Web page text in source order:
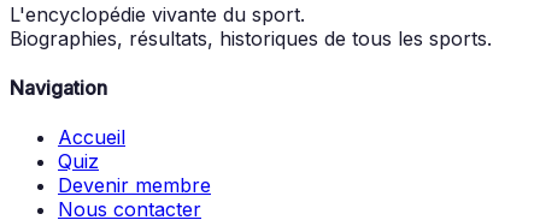
L'encyclopédie vivante du sport.
Biographies, résultats, historiques de tous les sports.
Navigation
Accueil
Quiz
Devenir membre
Nous contacter